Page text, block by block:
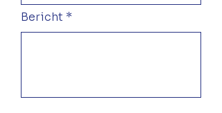
Bericht